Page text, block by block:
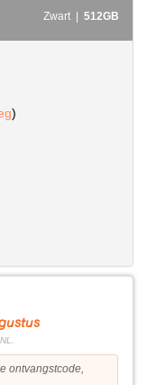
Zwart | 512GB
)
ontvangstcode,